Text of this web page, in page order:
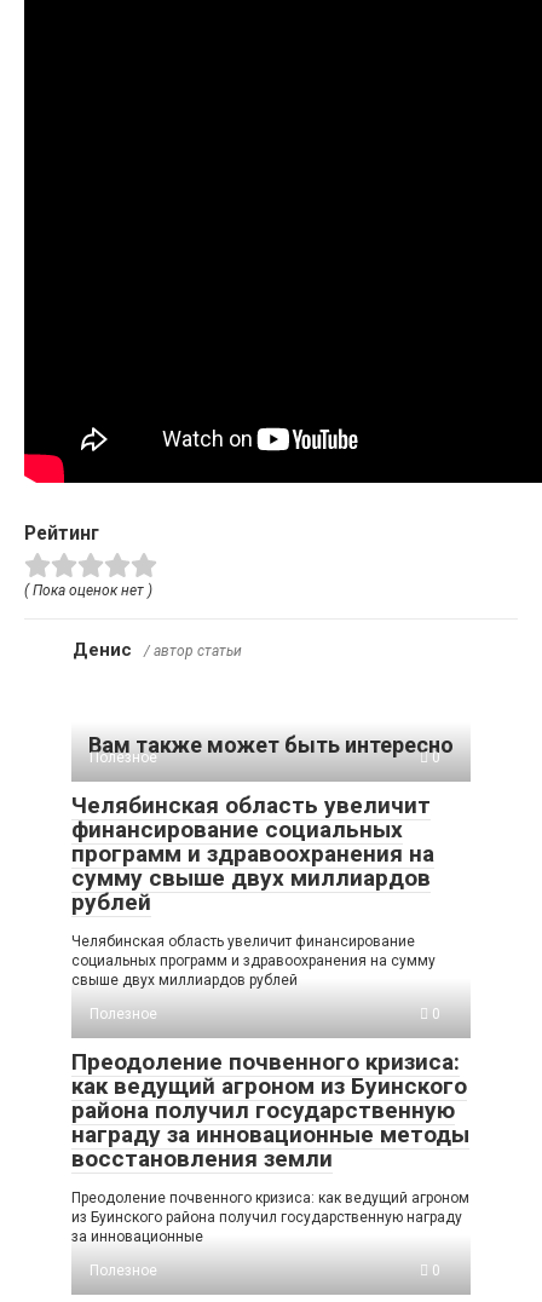
Рейтинг
( Пока оценок нет )
Денис / автор статьи
Вам также может быть интересно
Полезное 0
Челябинская область увеличит
финансирование социальных
программ и здравоохранения на
сумму свыше двух миллиардов
рублей
Челябинская область увеличит финансирование
социальных программ и здравоохранения на сумму
свыше двух миллиардов рублей
Полезное
0
Преодоление почвенного кризиса:
как ведущий агроном из Буинского
района получил государственную
награду за инновационные методы
восстановления земли
Преодоление почвенного кризиса: как ведущий агроном
из Буинского района получил государственную награду
за инновационные
Полезное
0